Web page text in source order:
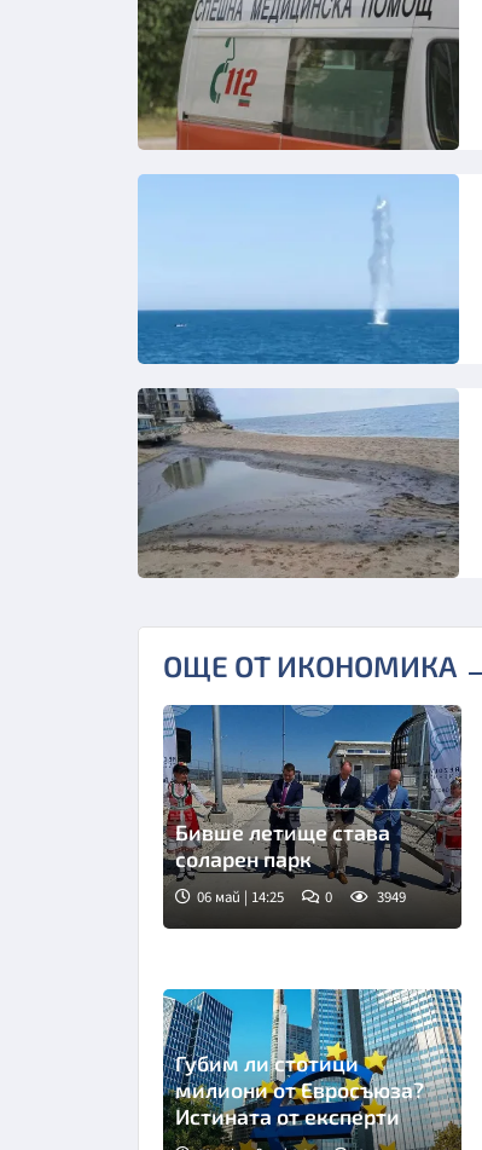
Снимка: БТА
ОЩЕ ОТ ИКОНОМИКА
Бивше летище става
соларен парк
06 май | 14:25 0 3949
Губим ли стотици
милиони от Евросъюза?
Истината от експерти